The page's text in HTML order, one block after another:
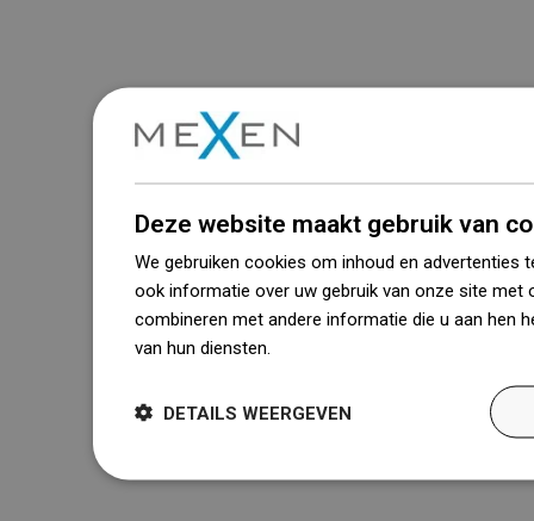
Deze website maakt gebruik van
We gebruiken cookies om inhoud en advertenties
ook informatie over uw gebruik van onze site met
combineren met andere informatie die u aan hen
van hun diensten.
DETAILS WEERGEVEN